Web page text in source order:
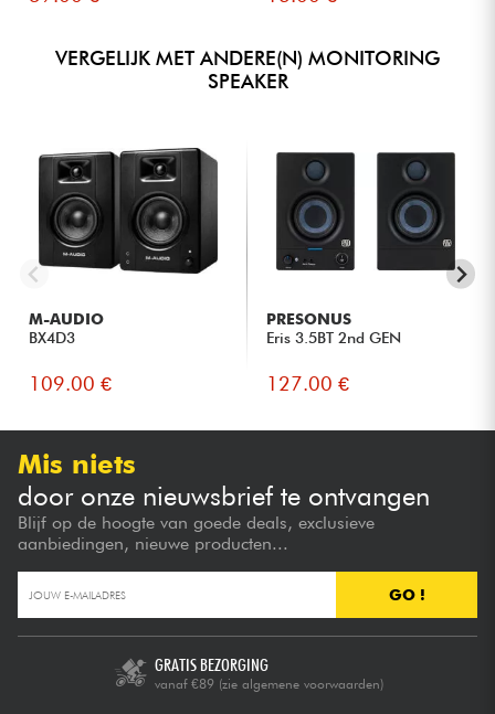
VERGELIJK MET ANDERE(N) MONITORING
SPEAKER
M-AUDIO
BX4D3
109.00 €
PRESONUS
Eris 3.5BT 2nd GEN
127.00 €
Mis niets
door onze nieuwsbrief te ontvangen
Blijf op de hoogte van goede deals, exclusieve
aanbiedingen, nieuwe producten...
GO !
GRATIS BEZORGING
vanaf €89 (zie algemene voorwaarden)